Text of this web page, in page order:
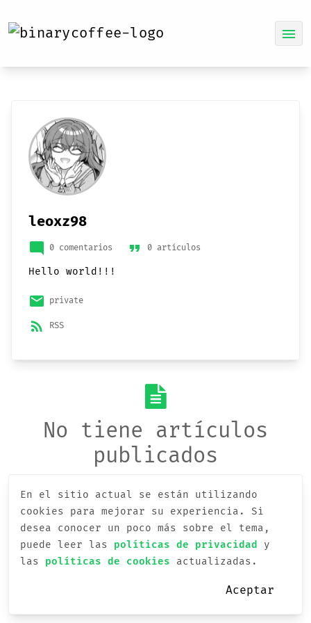
menu
leoxz98
mode_comment 0 comentarios format_quote 0 artículos
Hello world!!!
email private
rss_feed RSS
No tiene artículos
publicados
En el sitio actual se están utilizando
cookies para mejorar su experiencia.
Si
desea conocer un poco más sobre el tema,
puede leer las políticas de privacidad
y
las políticas de cookies actualizadas.
Aceptar